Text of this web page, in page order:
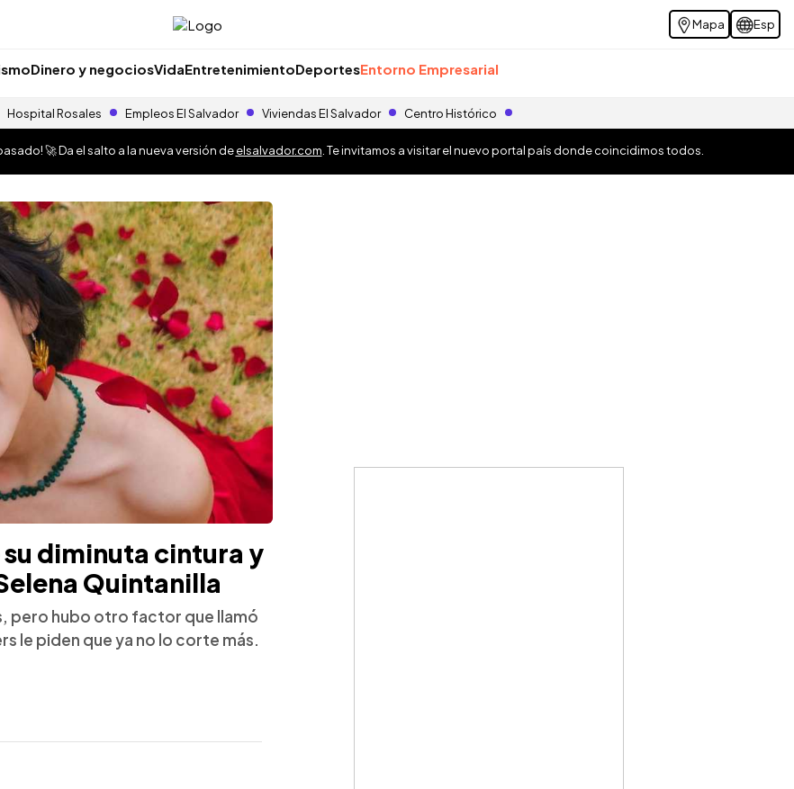
Mapa Esp
Dinero y negociosVidaEntretenimientoDeportesEntorno Empresarial
Hospital Rosales Empleos El Salvador Viviendas El Salvador Centro Histórico
🚀 Da el salto a la nueva versión deelsalvador.com . Te invitamos a visitar el nuevo portal país donde coincidimos todos.
diminuta cintura y
Quintanilla
pero hubo otro factor que llamó
le piden que ya no lo corte más.